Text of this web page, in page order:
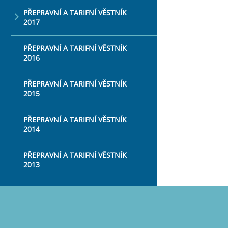
PŘEPRAVNÍ A TARIFNÍ VĚSTNÍK
2017
PŘEPRAVNÍ A TARIFNÍ VĚSTNÍK
2016
PŘEPRAVNÍ A TARIFNÍ VĚSTNÍK
2015
PŘEPRAVNÍ A TARIFNÍ VĚSTNÍK
2014
PŘEPRAVNÍ A TARIFNÍ VĚSTNÍK
2013